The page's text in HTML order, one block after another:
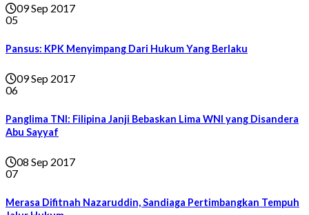
09 Sep 2017
05
Pansus: KPK Menyimpang Dari Hukum Yang Berlaku
09 Sep 2017
06
Panglima TNI: Filipina Janji Bebaskan Lima WNI yang Disandera
Abu Sayyaf
08 Sep 2017
07
Merasa Difitnah Nazaruddin, Sandiaga Pertimbangkan Tempuh